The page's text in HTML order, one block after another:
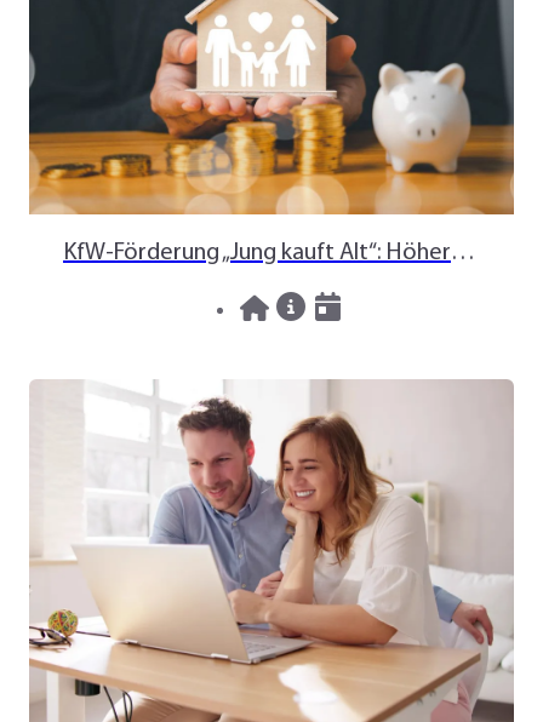
KfW-Förderung „Jung kauft Alt“: Höhere Kredite ab August 2026
News
06.08.2026